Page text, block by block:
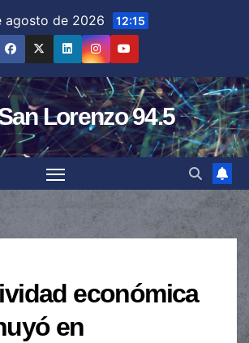
agosto de 2026 12:15
Lorenzo 94.5
económica
en